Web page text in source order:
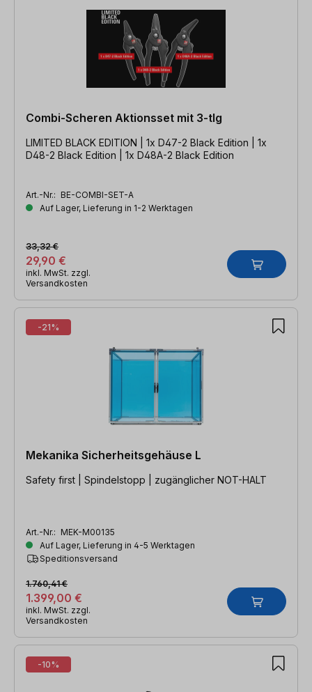
Combi-Scheren Aktionsset mit 3-tlg
LIMITED BLACK EDITION | 1x D47-2 Black Edition | 1x
D48-2 Black Edition | 1x D48A-2 Black Edition
Art.-Nr.: BE-COMBI-SET-A
Auf Lager, Lieferung in 1-2 Werktagen
29,90 €
33,32 €
inkl. MwSt. zzgl.
Versandkosten
-21%
Mekanika Sicherheitsgehäuse L
Safety first | Spindelstopp | zugänglicher NOT-HALT
Art.-Nr.: MEK-M00135
Auf Lager, Lieferung in 4-5 Werktagen
Speditionsversand
1.399,00 €
1.760,41 €
inkl. MwSt. zzgl.
Versandkosten
-10%